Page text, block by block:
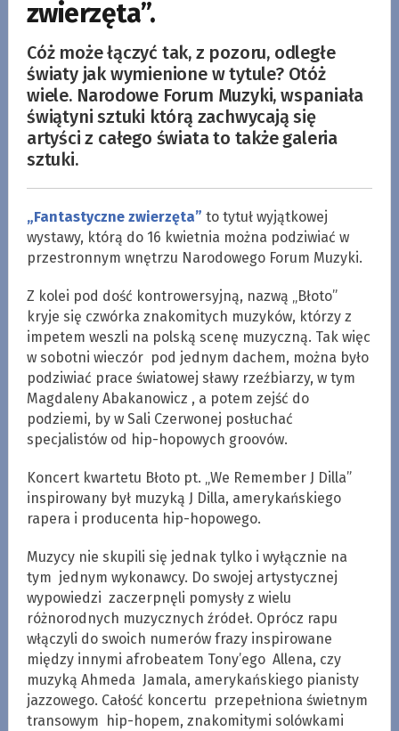
zwierzęta”.
Cóż może łączyć tak, z pozoru, odległe
światy jak wymienione w tytule? Otóż
wiele. Narodowe Forum Muzyki, wspaniała
świątyni sztuki którą zachwycają się
artyści z całego świata to także galeria
sztuki.
„Fantastyczne zwierzęta” to tytuł wyjątkowej
wystawy, którą do 16 kwietnia można podziwiać w
przestronnym wnętrzu Narodowego Forum Muzyki.
Z kolei pod dość kontrowersyjną, nazwą „Błoto”
kryje się czwórka znakomitych muzyków, którzy z
impetem weszli na polską scenę muzyczną. Tak więc
w sobotni wieczór pod jednym dachem, można było
podziwiać prace światowej sławy rzeźbiarzy, w tym
Magdaleny Abakanowicz , a potem zejść do
podziemi, by w Sali Czerwonej posłuchać
specjalistów od hip-hopowych groovów.
Koncert kwartetu Błoto pt. „We Remember J Dilla”
inspirowany był muzyką J Dilla, amerykańskiego
rapera i producenta hip-hopowego.
Muzycy nie skupili się jednak tylko i wyłącznie na
tym jednym wykonawcy. Do swojej artystycznej
wypowiedzi zaczerpnęli pomysły z wielu
różnorodnych muzycznych źródeł. Oprócz rapu
włączyli do swoich numerów frazy inspirowane
między innymi afrobeatem Tony’ego Allena, czy
muzyką Ahmeda Jamala, amerykańskiego pianisty
jazzowego. Całość koncertu przepełniona świetnym
transowym hip-hopem, znakomitymi solówkami